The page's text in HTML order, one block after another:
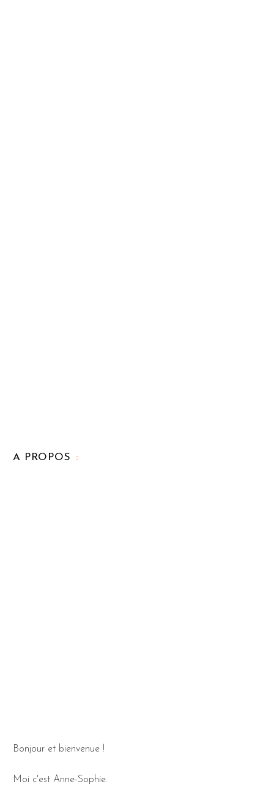
A PROPOS
Bonjour et bienvenue !
Moi c'est Anne-Sophie.